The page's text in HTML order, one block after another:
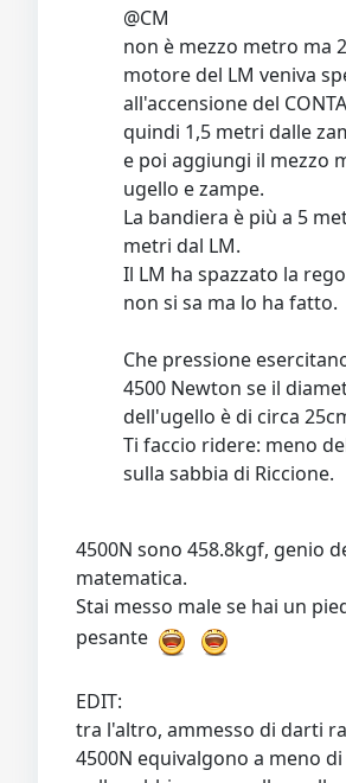
@CM
non è mezzo metro ma
motore del LM veniva
all'accensione del
quindi 1,5 metri dalle
e poi aggiungi il mezzo
ugello e zampe.
La bandiera è più a 5
metri dal LM.
Il LM ha spazzato la
non si sa ma lo ha fatto.
Che pressione
4500 Newton se il
dell'ugello è di circa
Ti faccio ridere: meno
sulla sabbia di Riccione.
4500N sono 458.8kgf, genio
matematica.
Stai messo male se hai un
pesante
EDIT:
tra l'altro, ammesso di darti
4500N equivalgono a meno